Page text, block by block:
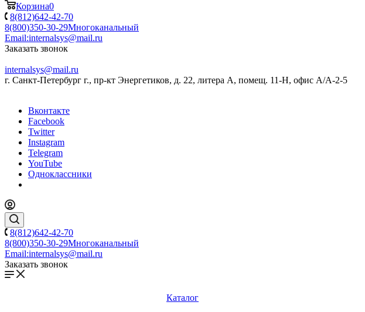
Корзина0
8(812)642-42-70
8(800)350-30-29Многоканальный
Email:internalsys@mail.ru
Заказать звонок
internalsys@mail.ru
г. Санкт-Петербург г., пр-кт Энергетиков, д. 22, литера А, помещ. 11-Н, офис А/А-2-5
Вконтакте
Facebook
Twitter
Instagram
Telegram
YouTube
Одноклассники
8(812)642-42-70
8(800)350-30-29Многоканальный
Email:internalsys@mail.ru
Заказать звонок
Каталог